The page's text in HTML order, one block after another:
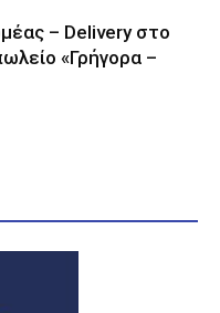
– Delivery στο
«Γρήγορα –